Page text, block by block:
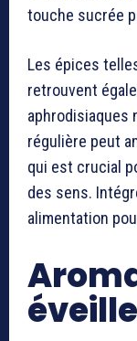
touche sucrée
Les épices
retrouvent
aphrodisiaques
régulière peut
qui est crucial
des sens.
alimentation